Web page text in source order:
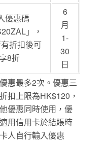
優惠碼
」，
折扣後可
8折
6
月
1-
30
日
惠最多2次。優惠三
扣上限為HK$120，
優惠同時使用，優
用信用卡於結賬時
人自行輸入優惠